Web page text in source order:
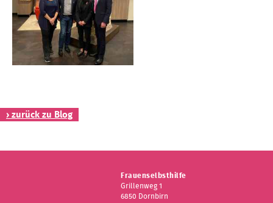
› zurück zu Blog
Frauenselbsthilfe
Grillenweg 1
6850 Dornbirn